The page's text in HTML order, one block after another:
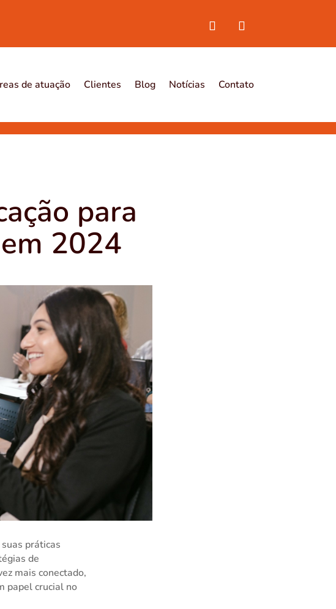
de atuação Clientes Blog Notícias Contato
para
2024
práticas
de
mais conectado,
papel crucial no